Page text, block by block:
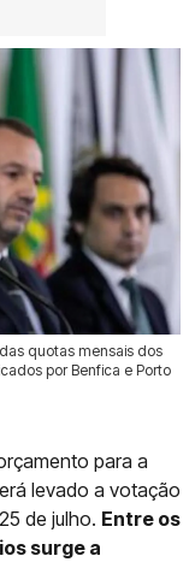
quotas mensais dos
por Benfica e Porto
para a
levado a votação
de julho. Entre os
surge a